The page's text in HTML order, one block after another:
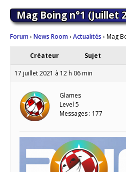
Mag Boing n°1 (Juillet
Forum› News Room› Actualités › Mag
Créateur Sujet
17 juillet 2021 à 12 h 06 min
Glames
Level 5
Messages : 177